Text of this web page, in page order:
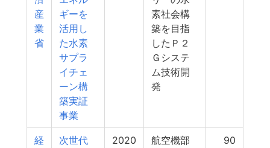
産
業
省
ギーを
活用し
た水素
サプラ
イチェ
ーン構
築実証
事業
素社会構
築を目指
したＰ２
Ｇシステ
ム技術開
発
経
次世代
2020
航空機部
90